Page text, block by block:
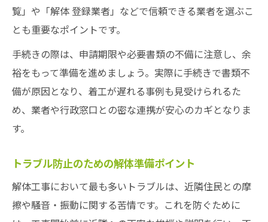
覧」や「解体 登録業者」などで信頼できる業者を選ぶこ
とも重要なポイントです。
手続きの際は、申請期限や必要書類の不備に注意し、余
裕をもって準備を進めましょう。実際に手続きで書類不
備が原因となり、着工が遅れる事例も見受けられるた
め、業者や行政窓口との密な連携が安心のカギとなりま
す。
トラブル防止のための解体準備ポイント
解体工事において最も多いトラブルは、近隣住民との摩
擦や騒音・振動に関する苦情です。これを防ぐために